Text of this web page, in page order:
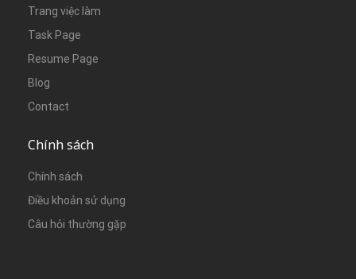
Trang việc làm
Task Page
Resume Page
Blog
Contact
Chính sách
Chính sách
Điều khoản sử dụng
Câu hỏi thường gặp